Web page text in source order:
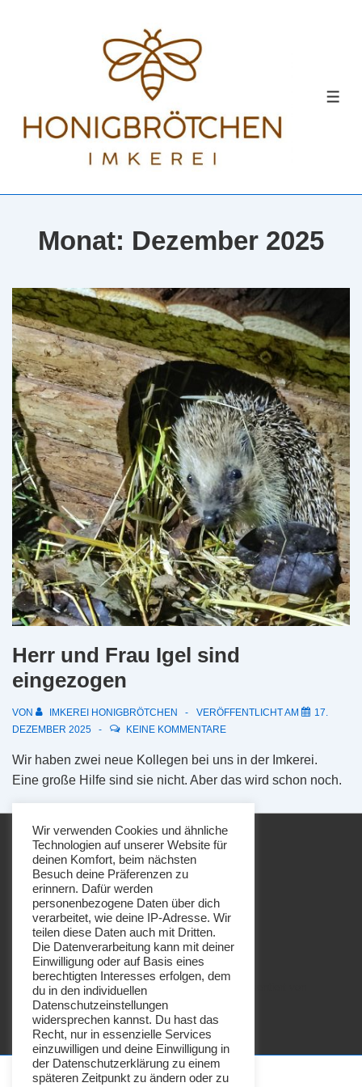
Monat: Dezember 2025
Herr und Frau Igel sind
eingezogen
VON IMKEREI HONIGBRÖTCHEN VERÖFFENTLICHT AM
17.
DEZEMBER 2025
KEINE KOMMENTARE
Wir haben zwei neue Kollegen bei uns in der Imkerei.
Eine große Hilfe sind sie nicht. Aber das wird schon noch.
Footer-
Menü
Impressum Datenschutz
Copyright © 2026 Imkerei Honigbrötchen
Responsive-Theme
Wir verwenden Cookies und ähnliche
Technologien auf unserer Website für
deinen Komfort, beim nächsten
Besuch deine Präferenzen zu
erinnern. Dafür werden
personenbezogene Daten über dich
verarbeitet, wie deine IP-Adresse. Wir
teilen diese Daten auch mit Dritten.
Die Datenverarbeitung kann mit deiner
Einwilligung oder auf Basis eines
berechtigten Interesses erfolgen, dem
du in den individuellen
Datenschutzeinstellungen
widersprechen kannst. Du hast das
Recht, nur in essenzielle Services
einzuwilligen und deine Einwilligung in
der Datenschutzerklärung zu einem
späteren Zeitpunkt zu ändern oder zu